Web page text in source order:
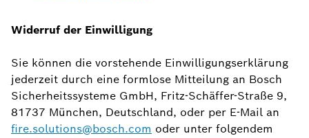
Widerruf der Einwilligung
Sie können die vorstehende Einwilligungserklärung
jederzeit durch eine formlose Mitteilung an Bosch
Sicherheitssysteme GmbH, Fritz-Schäffer-Straße 9,
81737 München, Deutschland, oder per E-Mail an
fire.solutions@bosch.com oder unter folgendem